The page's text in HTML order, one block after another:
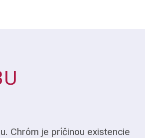
Chróm je príčinou existencie